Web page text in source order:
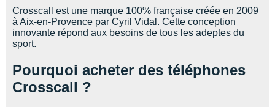
Crosscall est une marque 100% française créée en 2009
à Aix-en-Provence par Cyril Vidal. Cette conception
innovante répond aux besoins de tous les adeptes du
sport.
Pourquoi acheter des téléphones
Crosscall ?